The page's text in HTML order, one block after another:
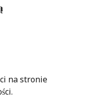
na stronie